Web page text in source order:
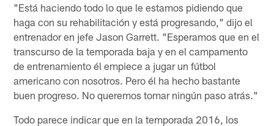
"Está haciendo todo lo que le estamos pidiendo que
haga con su rehabilitación y está progresando," dijo el
entrenador en jefe Jason Garrett. "Esperamos que en el
transcurso de la temporada baja y en el campamento
de entrenamiento él empiece a jugar un fútbol
americano con nosotros. Pero él ha hecho bastante
buen progreso. No queremos tomar ningún paso atrás."
Todo parece indicar que en la temporada 2016, los